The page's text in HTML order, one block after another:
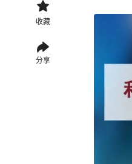
收藏
分享